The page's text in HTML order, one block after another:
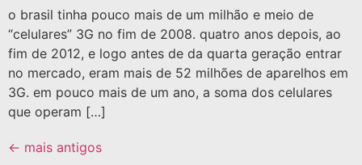
o brasil tinha pouco mais de um milhão e meio de
“celulares” 3G no fim de 2008. quatro anos depois, ao
fim de 2012, e logo antes de da quarta geração entrar
no mercado, eram mais de 52 milhões de aparelhos em
3G. em pouco mais de um ano, a soma dos celulares
que operam […]
← mais antigos